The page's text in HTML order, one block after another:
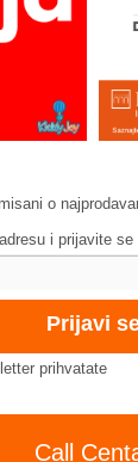
o
i prijavite se
prihvatate
Call